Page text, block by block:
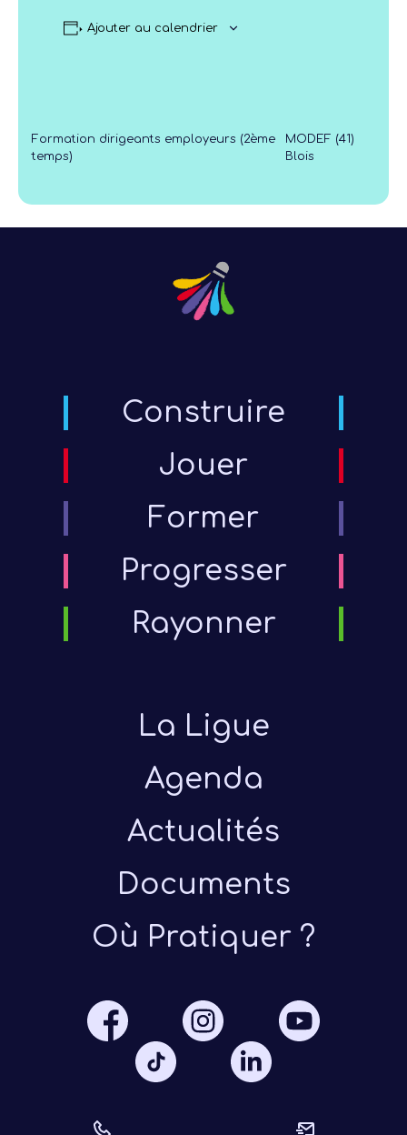
Ajouter au calendrier
Formation dirigeants employeurs (2ème
temps)
MODEF (41)
Blois
Construire
Jouer
Former
Progresser
Rayonner
La Ligue
Agenda
Actualités
Documents
Où Pratiquer ?